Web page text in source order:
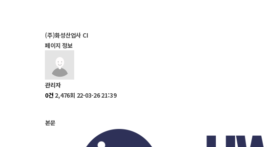
(주)화성산업사 CI
페이지 정보
관리자
0건 2,476회 22-03-26 21:39
본문